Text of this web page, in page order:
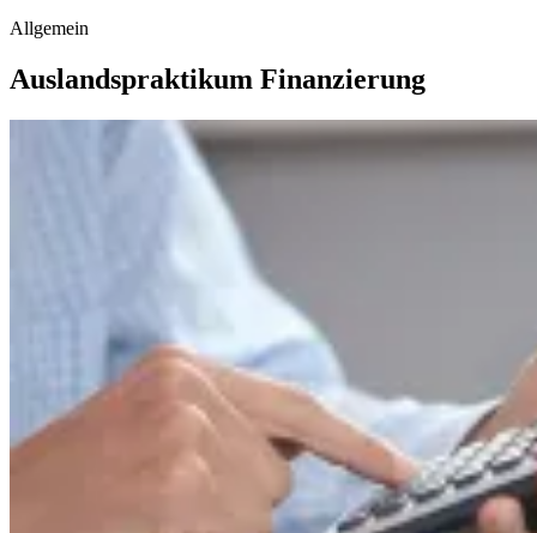
Allgemein
Auslandspraktikum Finanzierung